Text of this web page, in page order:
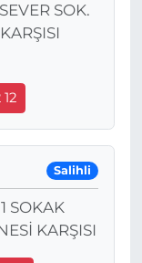
SOK.
Salihli
SOKAK
KARŞISI